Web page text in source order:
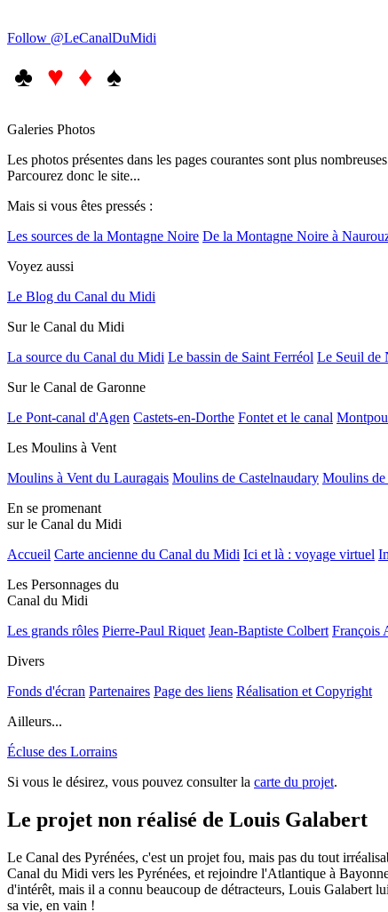
Follow @LeCanalDuMidi
♣ ♥ ♦ ♠
Galeries Photos
Les photos présentes dans les pages courantes sont plus
Parcourez donc le site...
Mais si vous êtes pressés :
Les sources de la Montagne Noire De la Montagne Noire à
Voyez aussi
Le Blog du Canal du Midi
Sur le Canal du Midi
La source du Canal du Midi Le bassin de Saint Ferréol Le Seuil de
Sur le Canal de Garonne
Le Pont-canal d'Agen Castets-en-Dorthe Fontet et le canal
Les Moulins à Vent
Moulins à Vent du Lauragais Moulins de Castelnaudary Moulins
En se promenant
sur le Canal du Midi
Accueil Carte ancienne du Canal du Midi Ici et là : voyage virtuel
Les Personnages du
Canal du Midi
Les grands rôles Pierre-Paul Riquet Jean-Baptiste Colbert François
Divers
Fonds d'écran Partenaires Page des liens Réalisation et Copyright
Ailleurs...
Écluse des Lorrains
Si vous le désirez, vous pouvez consulter la carte du projet.
Le projet non réalisé de Louis Galabert
Le Canal des Pyrénées, c'est un projet fou, mais pas du tout
Canal du Midi vers les Pyrénées, et rejoindre l'Atlantique à
d'intérêt, mais il a connu beaucoup de détracteurs, Louis Galabert
sa vie, en vain !